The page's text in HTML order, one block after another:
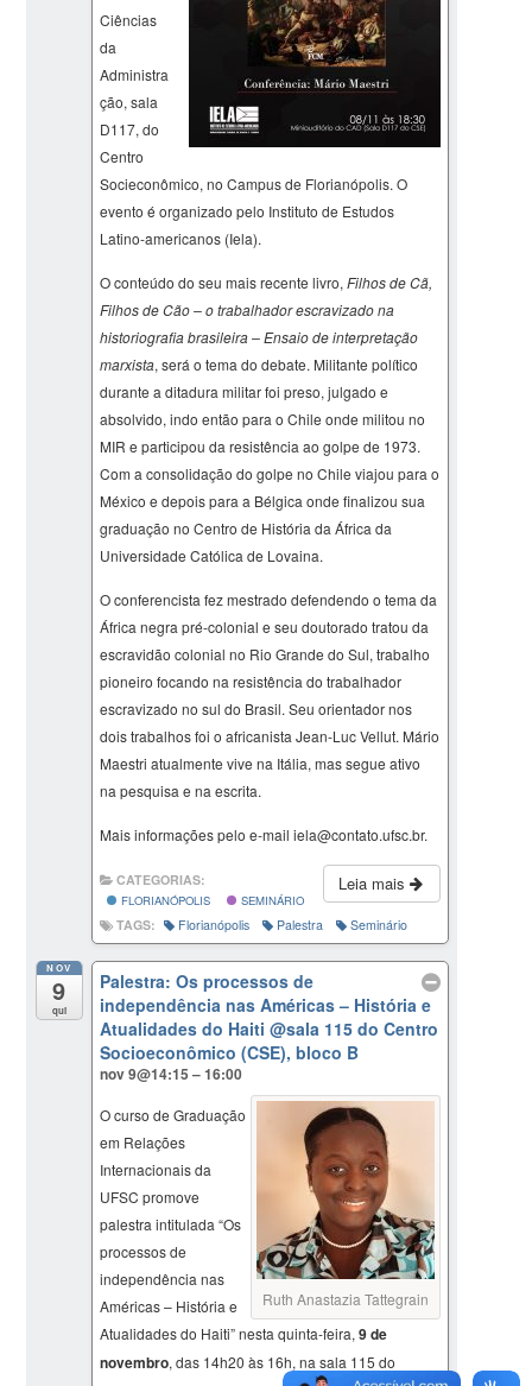
Ciências
da
Administra
ção, sala
D117, do
Centro
Socieconômico, no Campus de Florianópolis. O
evento é organizado pelo Instituto de Estudos
Latino-americanos (Iela).
O conteúdo do seu mais recente livro,Filhos de Cã,
Filhos de Cão – o trabalhador escravizado na
historiografia brasileira – Ensaio de interpretação
marxista, será o tema do debate. Militante político
durante a ditadura militar foi preso, julgado e
absolvido, indo então para o Chile onde militou no
MIR e participou da resistência ao golpe de 1973.
Com a consolidação do golpe no Chile viajou para o
México e depois para a Bélgica onde finalizou sua
graduação no Centro de História da África da
Universidade Católica de Lovaina.
O conferencista fez mestrado defendendo o tema da
África negra pré-colonial e seu doutorado tratou da
escravidão colonial no Rio Grande do Sul, trabalho
pioneiro focando na resistência do trabalhador
escravizado no sul do Brasil. Seu orientador nos
dois trabalhos foi o africanista Jean-Luc Vellut. Mário
Maestri atualmente vive na Itália, mas segue ativo
na pesquisa e na escrita.
Mais informações pelo e-mail iela@contato.ufsc.br.
Leia mais
CATEGORIAS:
FLORIANÓPOLIS SEMINÁRIO
TAGS: Florianópolis Palestra Seminário
NOV
9
qui
Palestra: Os processos de
independência nas Américas – História e
Atualidades do Haiti@sala 115 do Centro
Socioeconômico (CSE), bloco B
nov 9@14:15 – 16:00
Ruth Anastazia Tattegrain
O curso de Graduação
em Relações
Internacionais da
UFSC promove
palestra intitulada “Os
processos de
independência nas
Américas – História e
Atualidades do Haiti” nesta quinta-feira,9 de
novembro, das 14h20 às 16h, na sala 115 do